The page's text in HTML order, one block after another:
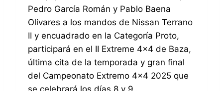
G
R
Í
A
E
T
C
I
Ó
A
N
D
Pedro García Román y Pablo Baena
Olivares a los mandos de Nissan Terrano
II y encuadrado en la Categoría Proto,
participará en el II Extreme 4×4 de Baza,
última cita de la temporada y gran final
del Campeonato Extremo 4×4 2025 que